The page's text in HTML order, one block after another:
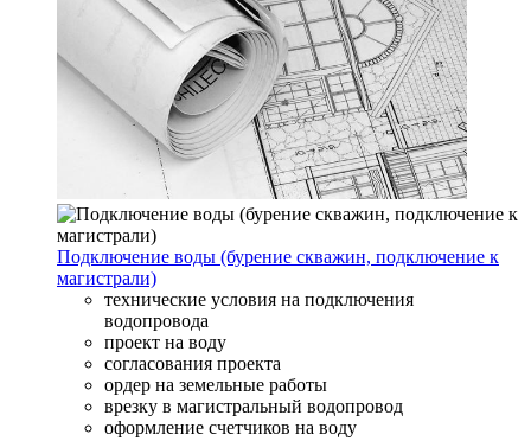
Подключение воды (бурение скважин, подключение к
магистрали)
технические условия на подключения
водопровода
проект на воду
согласования проекта
ордер на земельные работы
врезку в магистральный водопровод
оформление счетчиков на воду